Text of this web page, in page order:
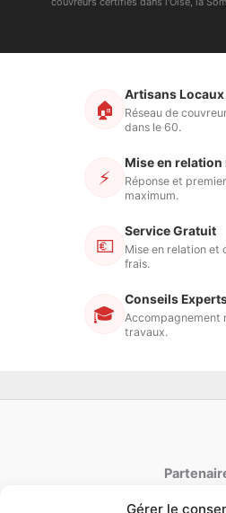
Gérer le
🏠
Artisans Locaux
Réseau de
dans le 60.
⚡
Mise en relation
Réponse et
maximum.
💶
Service Gratuit
Mise en relation et
frais.
🎓
Conseils
Accompagnement
travaux.